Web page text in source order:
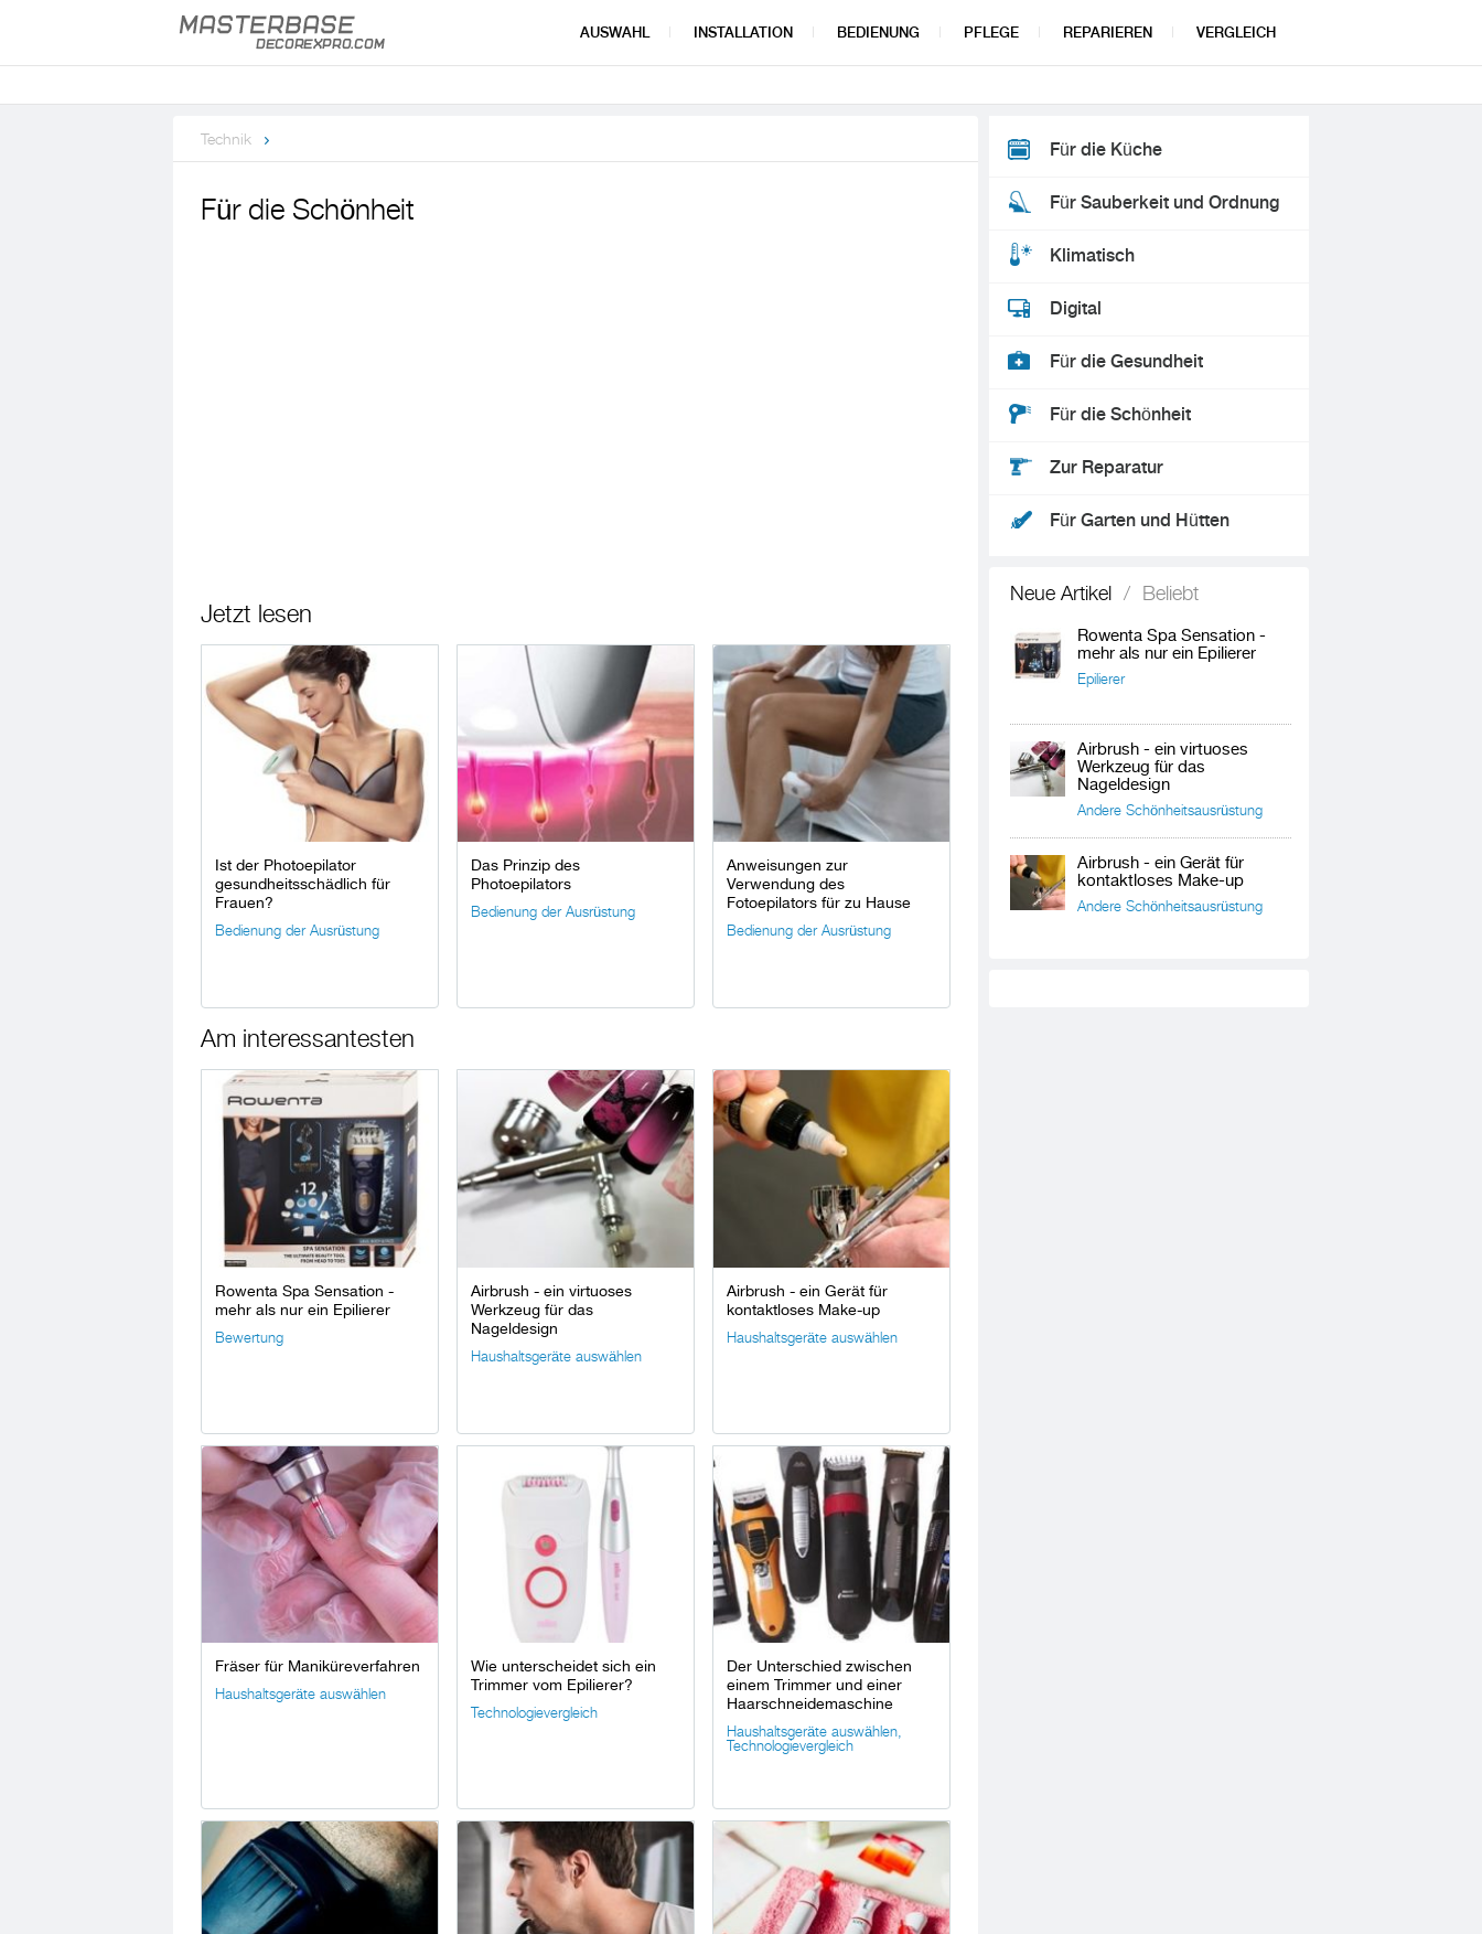
AUSWAHL INSTALLATION BEDIENUNG PFLEGE REPARIEREN VERGLEICH
Technik
Für die Schönheit
Jetzt lesen
Ist der Photoepilator
gesundheitsschädlich für
Frauen?
Bedienung der Ausrüstung
Das Prinzip des
Photoepilators
Bedienung der Ausrüstung
Anweisungen zur
Verwendung des
Fotoepilators für zu Hause
Bedienung der Ausrüstung
Am interessantesten
Rowenta Spa Sensation -
mehr als nur ein Epilierer
Bewertung
Airbrush - ein virtuoses
Werkzeug für das
Nageldesign
Haushaltsgeräte auswählen
Airbrush - ein Gerät für
kontaktloses Make-up
Haushaltsgeräte auswählen
Fräser für Maniküreverfahren
Haushaltsgeräte auswählen
Wie unterscheidet sich ein
Trimmer vom Epilierer?
Technologievergleich
Der Unterschied zwischen
einem Trimmer und einer
Haarschneidemaschine
Haushaltsgeräte auswählen
Technologievergleich
Für die Küche
Für Sauberkeit und Ordnung
Klimatisch
Digital
Für die Gesundheit
Für die Schönheit
Zur Reparatur
Für Garten und Hütten
Neue Artikel / Beliebt
Rowenta Spa Sensation -
mehr als nur ein Epilierer
Epilierer
Airbrush - ein virtuoses
Werkzeug für das
Nageldesign
Andere Schönheitsausrüstung
Airbrush - ein Gerät für
kontaktloses Make-up
Andere Schönheitsausrüstung